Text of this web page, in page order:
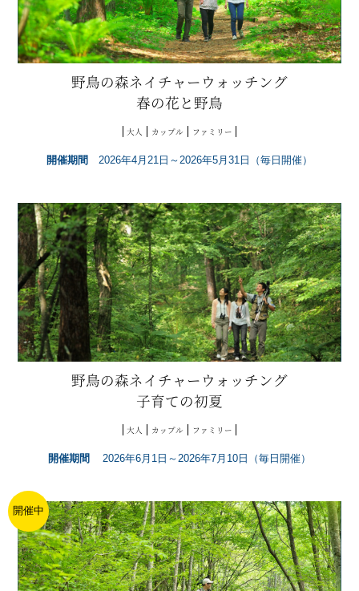
野鳥の森ネイチャーウォッチング
春の花と野鳥
大人 カップル ファミリー
開催期間 2026年4月21日～2026年5月31日（毎日開催）
野鳥の森ネイチャーウォッチング
子育ての初夏
大人 カップル ファミリー
開催期間 2026年6月1日～2026年7月10日（毎日開催）
開催中